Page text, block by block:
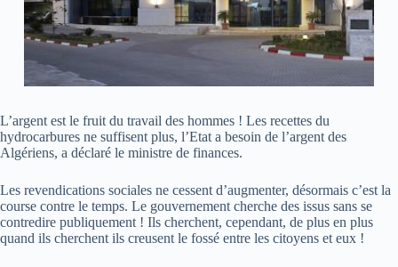
L’argent est le fruit du travail des hommes ! Les recettes du
hydrocarbures ne suffisent plus, l’Etat a besoin de l’argent des
Algériens, a déclaré le ministre de finances.
Les revendications sociales ne cessent d’augmenter, désormais c’est la
course contre le temps. Le gouvernement cherche des issus sans se
contredire publiquement ! Ils cherchent, cependant, de plus en plus
quand ils cherchent ils creusent le fossé entre les citoyens et eux !